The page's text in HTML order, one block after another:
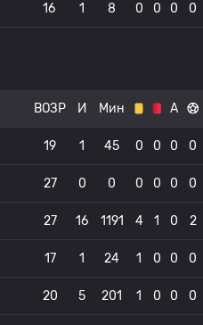
16 1 8 0 0 0 0
ВОЗР И Мин А
19 1 45 0 0 0 0
27 0 0 0 0 0 0
27 16 1191 4 1 0 2
17 1 24 1 0 0 0
20 5 201 1 0 0 0